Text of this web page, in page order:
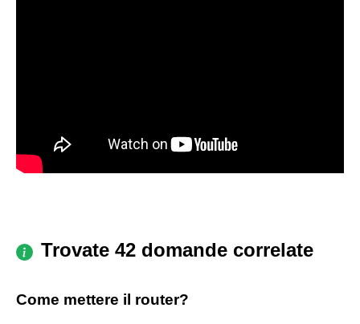
Trovate 42 domande correlate
Come mettere il router?